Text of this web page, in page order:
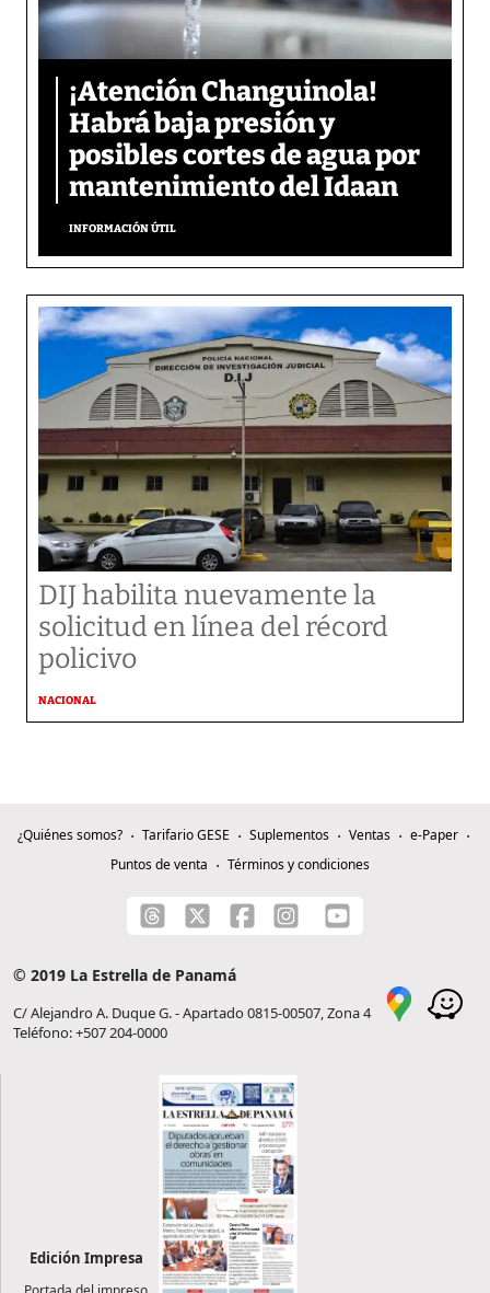
¡Atención Changuinola!
Habrá baja presión y
posibles cortes de agua por
mantenimiento del Idaan
INFORMACIÓN ÚTIL
DIJ habilita nuevamente la
solicitud en línea del récord
policivo
NACIONAL
¿Quiénes somos? Tarifario GESE Suplementos Ventas
e-Paper
Puntos de venta
Términos y condiciones
© 2019 La Estrella de Panamá
C/ Alejandro A. Duque G. - Apartado 0815-00507, Zona 4
Teléfono: +507 204-0000
Edición Impresa